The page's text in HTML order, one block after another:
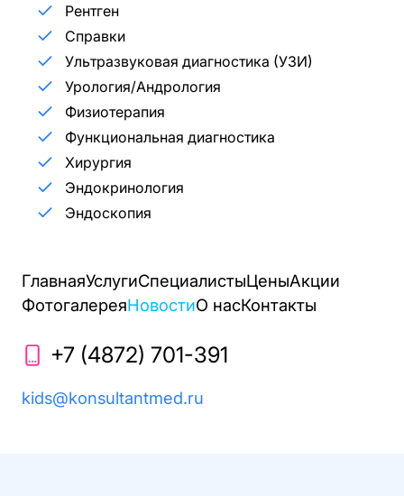
Рентген
Справки
Ультразвуковая диагностика (УЗИ)
Урология/Андрология
Физиотерапия
Функциональная диагностика
Хирургия
Эндокринология
Эндоскопия
ГлавнаяУслугиСпециалистыЦеныАкции
ФотогалереяНовостиО насКонтакты
+7 (4872) 701-391
kids@konsultantmed.ru